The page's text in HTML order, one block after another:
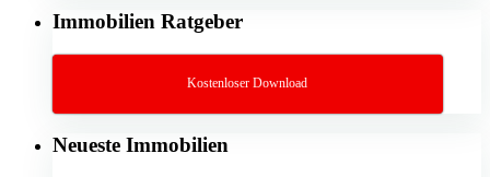
Immobilien Ratgeber
Kostenloser Download
Neueste Immobilien